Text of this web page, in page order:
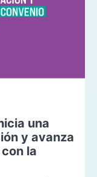
una
y avanza
la